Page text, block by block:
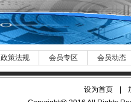
政策法规 会员专区 会员动态
设为首页